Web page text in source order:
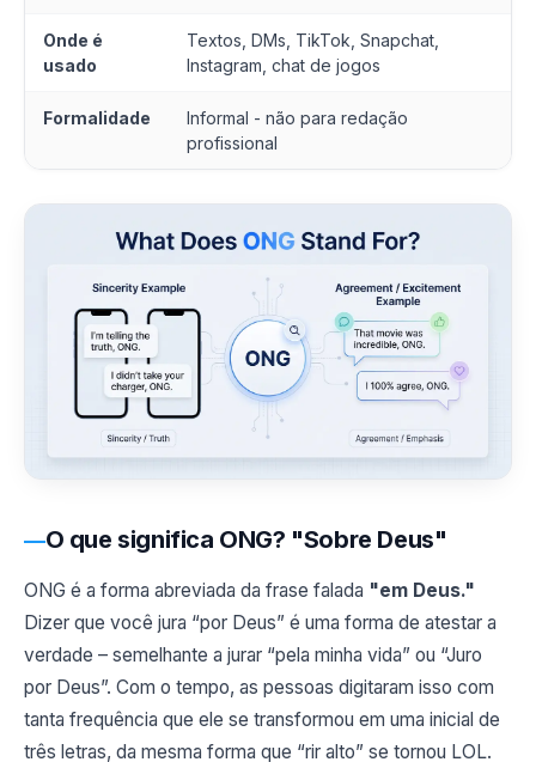
Onde é
usado
Textos, DMs, TikTok, Snapchat,
Instagram, chat de jogos
Formalidade
Informal - não para redação
profissional
O que significa ONG? "Sobre Deus"
ONG é a forma abreviada da frase falada "em Deus."
Dizer que você jura “por Deus” é uma forma de atestar a
verdade – semelhante a jurar “pela minha vida” ou “Juro
por Deus”. Com o tempo, as pessoas digitaram isso com
tanta frequência que ele se transformou em uma inicial de
três letras, da mesma forma que “rir alto” se tornou LOL.